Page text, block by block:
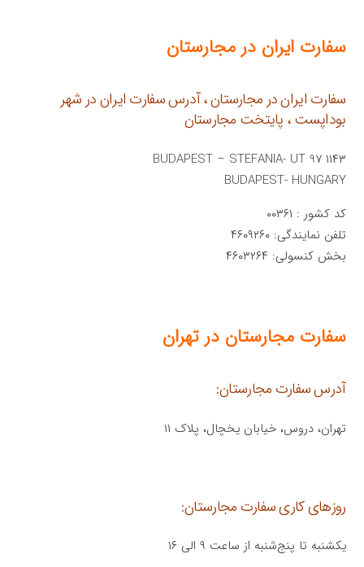
سفارت ایران در مجارستان
سفارت ایران در مجارستان ، آدرس سفارت ایران در شهر
بوداپست ، پایتخت مجارستان
۱۱۴۳ BUDAPEST – STEFANIA- UT 97
BUDAPEST- HUNGARY
کد کشور : ۰۰۳۶۱
تلفن نمایندگی: ۴۶۰۹۲۶۰
بخش کنسولی: ۴۶۰۳۲۶۴
سفارت مجارستان در تهران
آدرس سفارت مجارستان:
تهران، دروس، خیابان یخچال، ‏پلاک ۱۱‏
روزهای کاری سفارت مجارستان:
یکشنبه تا پنج‌شنبه از ساعت ۹ الی ۱۶